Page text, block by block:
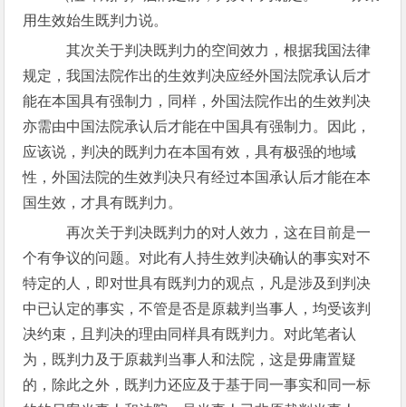
用生效始生既判力说。
其次关于判决既判力的空间效力，根据我国法律
规定，我国法院作出的生效判决应经外国法院承认后才
能在本国具有强制力，同样，外国法院作出的生效判决
亦需由中国法院承认后才能在中国具有强制力。因此，
应该说，判决的既判力在本国有效，具有极强的地域
性，外国法院的生效判决只有经过本国承认后才能在本
国生效，才具有既判力。
再次关于判决既判力的对人效力，这在目前是一
个有争议的问题。对此有人持生效判决确认的事实对不
特定的人，即对世具有既判力的观点，凡是涉及到判决
中已认定的事实，不管是否是原裁判当事人，均受该判
决约束，且判决的理由同样具有既判力。对此笔者认
为，既判力及于原裁判当事人和法院，这是毋庸置疑
的，除此之外，既判力还应及于基于同一事实和同一标